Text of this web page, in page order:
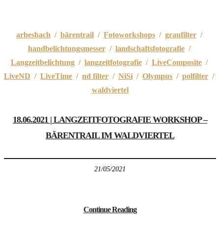
arbesbach / bärentrail/ Fotoworkshops/ graufilter/
handbelichtungsmesser/ landschaftsfotografie/
Langzeitbelichtung/ langzeitfotografie/ LiveComposite/
LiveND / LiveTime / nd filter / NiSi / Olympus / polfilter /
waldviertel
18.06.2021 | LANGZEITFOTOGRAFIE WORKSHOP –
BÄRENTRAIL IM WALDVIERTEL
21/05/2021
Continue Reading